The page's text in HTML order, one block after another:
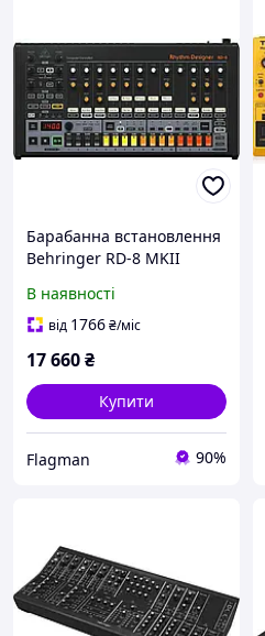
Барабанна встановлення
Behringer RD-8 MKII
В наявності
від 1766₴/міс
17 660₴
Купити
Flagman 90%